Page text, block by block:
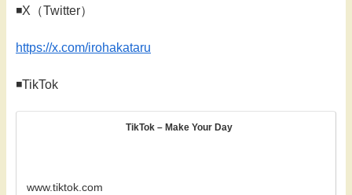
◾️X（Twitter）
https://x.com/irohakataru
◾️TikTok
TikTok – Make Your Day
www.tiktok.com